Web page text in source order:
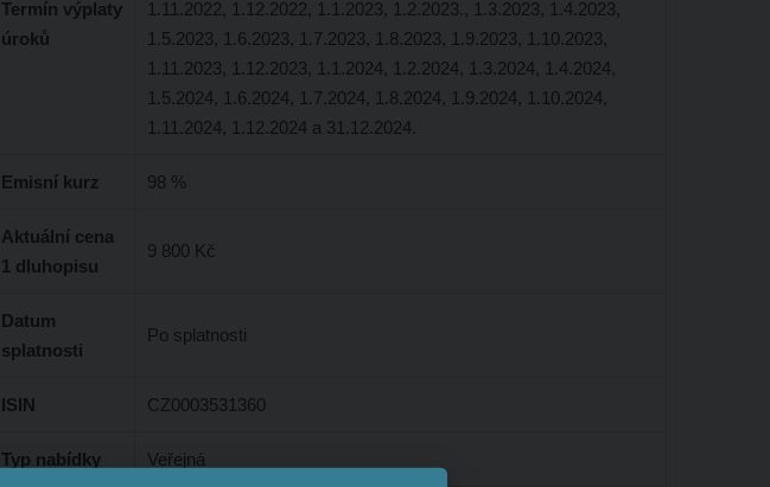
Termín výplaty
úroků
1.11.2022, 1.12.2022, 1.1.2023, 1.2.2023., 1.3.2023, 1.4.2023,
1.5.2023, 1.6.2023, 1.7.2023, 1.8.2023, 1.9.2023, 1.10.2023,
1.11.2023, 1.12.2023, 1.1.2024, 1.2.2024, 1.3.2024, 1.4.2024,
1.5.2024, 1.6.2024, 1.7.2024, 1.8.2024, 1.9.2024, 1.10.2024,
1.11.2024, 1.12.2024 a 31.12.2024.
Emisní kurz 98 %
Aktuální cena
1 dluhopisu
9 800 Kč
Datum
splatnosti
Po splatnosti
ISIN CZ0003531360
Typ nabídky Veřejná